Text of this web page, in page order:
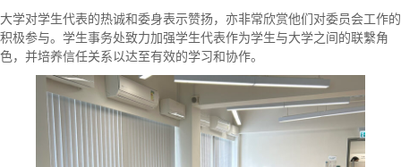
大学对学生代表的热诚和委身表示赞扬，亦非常欣赏他们对委员会工作的
积极参与。学生事务处致力加强学生代表作为学生与大学之间的联繫角
色，并培养信任关系以达至有效的学习和协作。